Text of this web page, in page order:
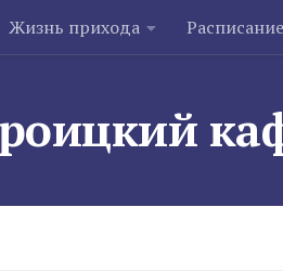
Жизнь прихода